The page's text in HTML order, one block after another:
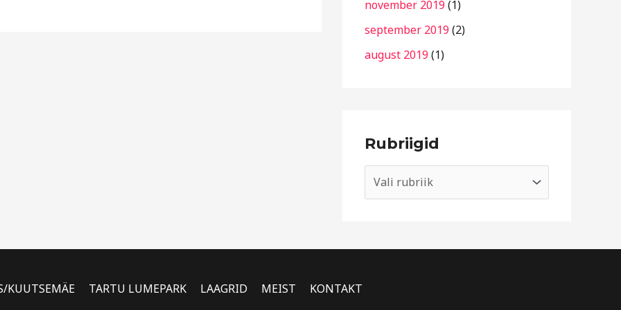
november 2019 (1)
september 2019 (2)
august 2019 (1)
Rubriigid
KUUTSEMÄE TARTU LUMEPARK LAAGRID MEIST KONTAKT